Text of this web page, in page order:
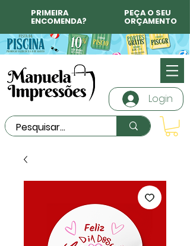
PRIMEIRA
ENCOMENDA?
PEÇA O SEU
ORÇAMENTO
Login